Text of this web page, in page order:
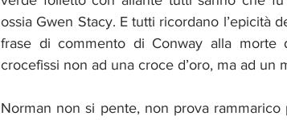
ossia Gwen Stacy. E tutti ricordano l’epicità
frase di commento di Conway alla morte
crocefissi non ad una croce d’oro, ma ad un
Norman non si pente, non prova